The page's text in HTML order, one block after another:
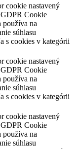
cookie nastavený
Cookie
používa na
súhlasu
s cookies v kategórii
cookie nastavený
Cookie
používa na
súhlasu
s cookies v kategórii
cookie nastavený
Cookie
používa na
súhlasu